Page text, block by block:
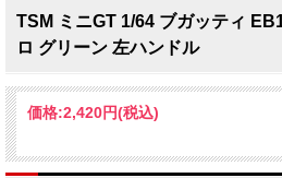
TSM ミニGT 1/64 ブガッティ
ロ グリーン 左ハンドル
価格:2,420円(税込)